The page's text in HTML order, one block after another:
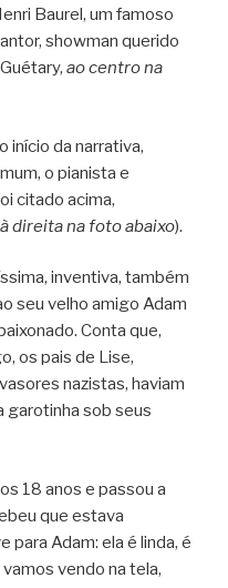
Baurel, um famoso
showman querido
ao centro na
início da narrativa,
o pianista e
citado acima,
à direita na foto abaixo).
inventiva, também
seu velho amigo Adam
Conta que,
os pais de Lise,
nazistas, haviam
garotinha sob seus
18 anos e passou a
que estava
para Adam: ela é linda, é
vendo na tela,